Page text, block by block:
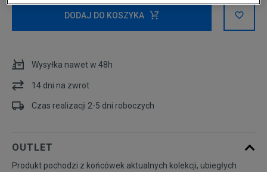
XS
dostępności
XL
dostępności
DODAJ DO KOSZYKA
Wysyłka nawet w 48h
14 dni na zwrot
Czas realizacji 2-5 dni roboczych
OUTLET
Produkt pochodzi z końcówek aktualnych kolekcji, ubiegłych